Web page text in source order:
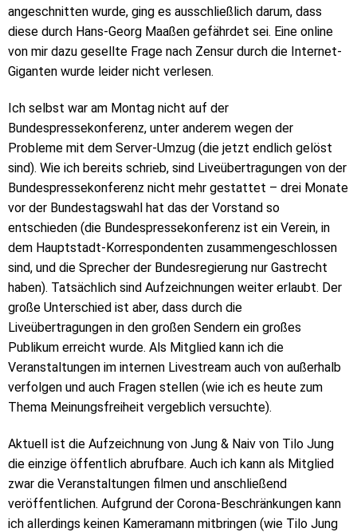
angeschnitten wurde, ging es ausschließlich darum, dass
diese durch Hans-Georg Maaßen gefährdet sei. Eine online
von mir dazu gesellte Frage nach Zensur durch die Internet-
Giganten wurde leider nicht verlesen.
Ich selbst war am Montag nicht auf der
Bundespressekonferenz, unter anderem wegen der
Probleme mit dem Server-Umzug (die jetzt endlich gelöst
sind). Wie ich bereits schrieb, sind Liveübertragungen von der
Bundespressekonferenz nicht mehr gestattet – drei Monate
vor der Bundestagswahl hat das der Vorstand so
entschieden (die Bundespressekonferenz ist ein Verein, in
dem Hauptstadt-Korrespondenten zusammengeschlossen
sind, und die Sprecher der Bundesregierung nur Gastrecht
haben). Tatsächlich sind Aufzeichnungen weiter erlaubt. Der
große Unterschied ist aber, dass durch die
Liveübertragungen in den großen Sendern ein großes
Publikum erreicht wurde. Als Mitglied kann ich die
Veranstaltungen im internen Livestream auch von außerhalb
verfolgen und auch Fragen stellen (wie ich es heute zum
Thema Meinungsfreiheit vergeblich versuchte).
Aktuell ist die Aufzeichnung von Jung & Naiv von Tilo Jung
die einzige öffentlich abrufbare. Auch ich kann als Mitglied
zwar die Veranstaltungen filmen und anschließend
veröffentlichen. Aufgrund der Corona-Beschränkungen kann
ich allerdings keinen Kameramann mitbringen (wie Tilo Jung